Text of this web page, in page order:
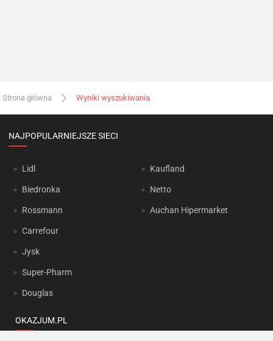
Strona główna Wyniki wyszukiwania
NAJPOPULARNIEJSZE SIECI
Lidl
Biedronka
Rossmann
Carrefour
Jysk
Super-Pharm
Douglas
Kaufland
Netto
Auchan Hipermarket
OKAZJUM.PL